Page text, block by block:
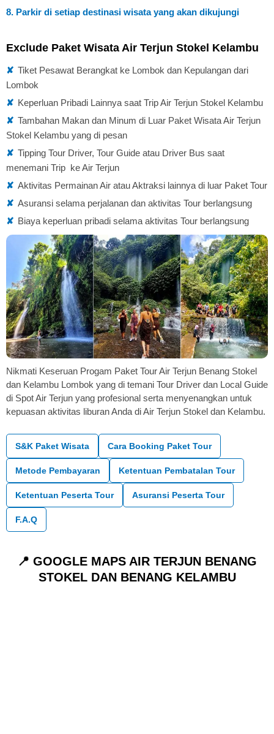
8. Parkir di setiap destinasi wisata yang akan dikujungi
Exclude Paket Wisata Air Terjun Stokel Kelambu
✘ Tiket Pesawat Berangkat ke Lombok dan Kepulangan dari
Lombok
✘ Keperluan Pribadi Lainnya saat Trip Air Terjun Stokel Kelambu
✘ Tambahan Makan dan Minum di Luar Paket Wisata Air Terjun
Stokel Kelambu yang di pesan
✘ Tipping Tour Driver, Tour Guide atau Driver Bus saat
menemani Trip ke Air Terjun
✘ Aktivitas Permainan Air atau Aktraksi lainnya di luar Paket Tour
✘ Asuransi selama perjalanan dan aktivitas Tour berlangsung
✘ Biaya keperluan pribadi selama aktivitas Tour berlangsung
Nikmati Keseruan Progam Paket Tour Air Terjun Benang Stokel
dan Kelambu Lombok yang di temani Tour Driver dan Local Guide
di Spot Air Terjun yang profesional serta menyenangkan untuk
kepuasan aktivitas liburan Anda di Air Terjun Stokel dan Kelambu.
S&K Paket Wisata Cara Booking Paket Tour
Metode Pembayaran Ketentuan Pembatalan Tour
Ketentuan Peserta Tour Asuransi Peserta Tour
F.A.Q
📍 GOOGLE MAPS AIR TERJUN BENANG
STOKEL DAN BENANG KELAMBU